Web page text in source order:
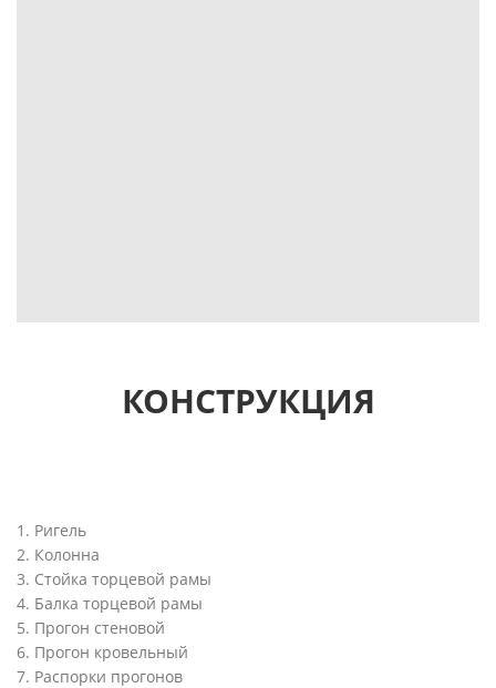
КОНСТРУКЦИЯ
1. Ригель
2. Колонна
3. Стойка торцевой рамы
4. Балка торцевой рамы
5. Прогон стеновой
6. Прогон кровельный
7. Распорки прогонов